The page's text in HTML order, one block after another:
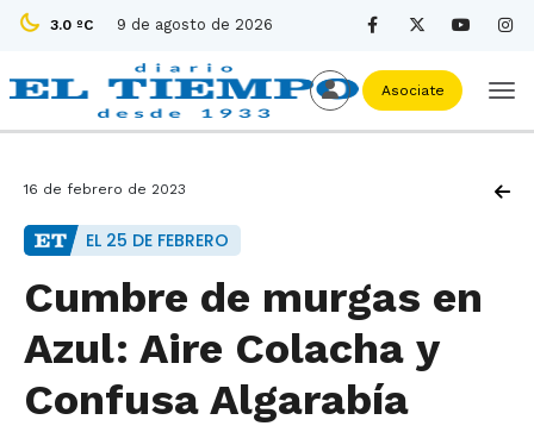
3.0 ºC 9 de agosto de 2026
Asociate
16 de febrero de 2023
EL 25 DE FEBRERO
Cumbre de murgas en
Azul: Aire Colacha y
Confusa Algarabía